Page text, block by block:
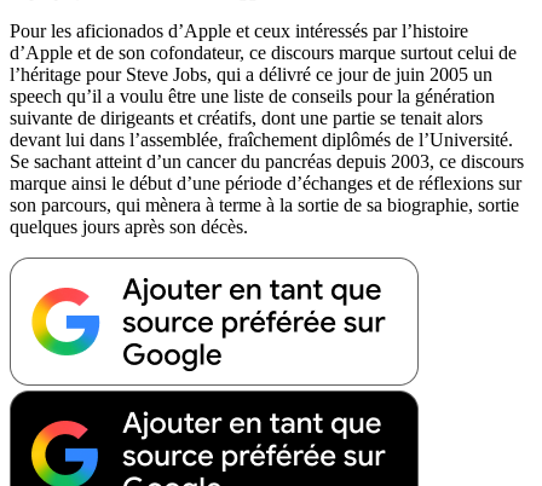
Pour les aficionados d’Apple et ceux intéressés par l’histoire
d’Apple et de son cofondateur, ce discours marque surtout celui de
l’héritage pour Steve Jobs, qui a délivré ce jour de juin 2005 un
speech qu’il a voulu être une liste de conseils pour la génération
suivante de dirigeants et créatifs, dont une partie se tenait alors
devant lui dans l’assemblée, fraîchement diplômés de l’Université.
Se sachant atteint d’un cancer du pancréas depuis 2003, ce discours
marque ainsi le début d’une période d’échanges et de réflexions sur
son parcours, qui mènera à terme à la sortie de sa biographie, sortie
quelques jours après son décès.